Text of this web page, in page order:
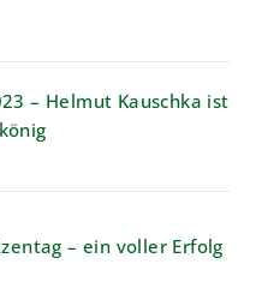
– Helmut Kauschka ist
– ein voller Erfolg